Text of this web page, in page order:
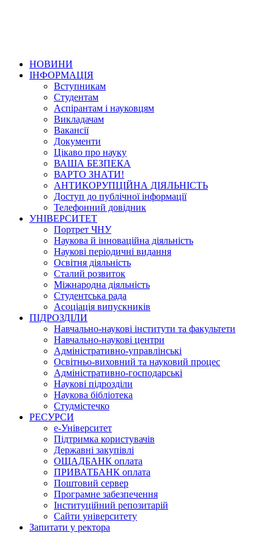
НОВИНИ
ІНФОРМАЦІЯ
Вступникам
Студентам
Аспірантам і науковцям
Викладачам
Вакансії
Документи
Цікаво про науку
ВАША БЕЗПЕКА
ВАРТО ЗНАТИ!
АНТИКОРУПЦІЙНА ДІЯЛЬНІСТЬ
Доступ до публічної інформації
Телефонний довідник
УНІВЕРСИТЕТ
Портрет ЧНУ
Наукова й інноваційна діяльність
Наукові періодичні видання
Освітня діяльність
Сталий розвиток
Міжнародна діяльність
Студентська рада
Асоціація випускників
ПІДРОЗДІЛИ
Навчально-наукові інститути та факультети
Навчально-наукові центри
Адміністративно-управлінські
Освітньо-виховний та науковий процес
Адміністративно-господарські
Наукові підрозділи
Наукова бібліотека
Студмістечко
РЕСУРСИ
е-Університет
Підтримка користувачів
Державні закупівлі
ОЩАДБАНК оплата
ПРИВАТБАНК оплата
Поштовий сервер
Програмне забезпечення
Інституційний репозитарій
Сайти університету
Запитати у ректора